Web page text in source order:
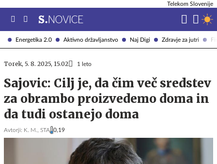
Energetika 2.0 Aktivno državljanstvo Naj Digi Zdravje za jutri
Telekom Slovenije
Torek, 5. 8. 2025, 15.02 1 leto
Sajovic: Cilj je, da čim več sredstev
za obrambo proizvedemo doma in
da tudi ostanejo doma
Avtorji: K. M., STA 0,19